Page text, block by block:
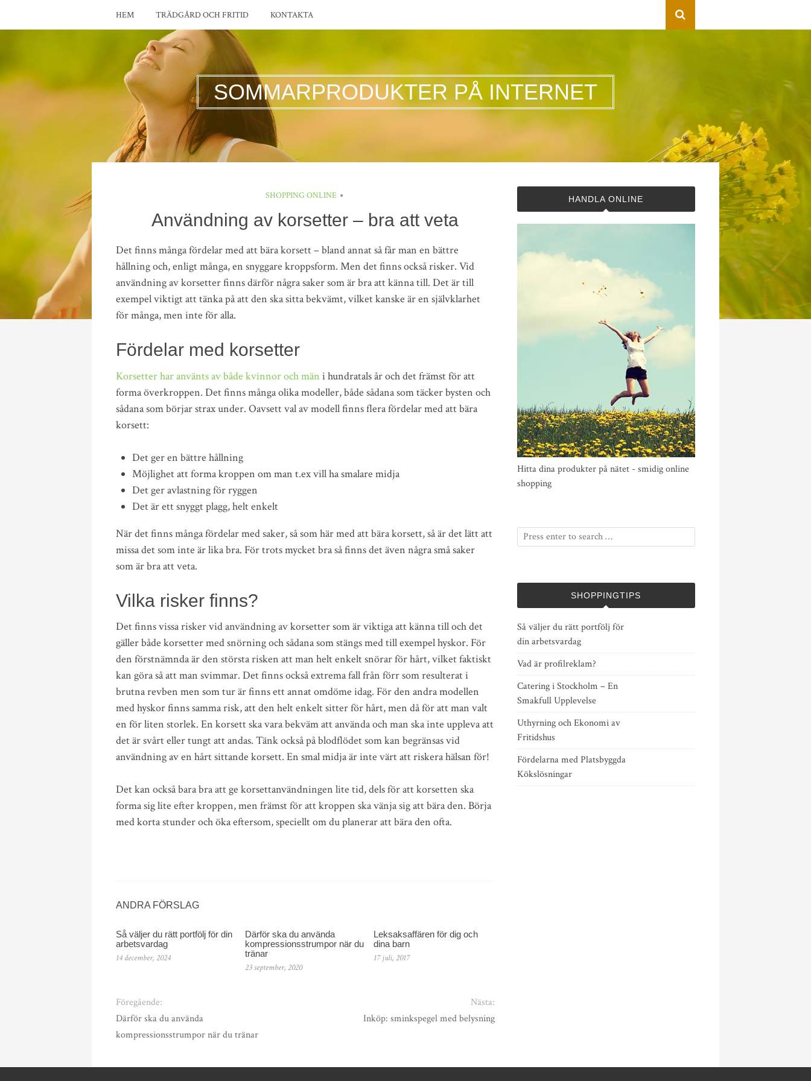
HEM TRÄDGÅRD OCH FRITID KONTAKTA
SOMMARPRODUKTER PÅ INTERNET
SHOPPING ONLINE
Användning av korsetter – bra att veta
Det finns många fördelar med att bära korsett – bland annat så får man en bättre
hållning och, enligt många, en snyggare kroppsform. Men det finns också risker. Vid
användning av korsetter finns därför några saker som är bra att känna till. Det är till
exempel viktigt att tänka på att den ska sitta bekvämt, vilket kanske är en självklarhet
för många, men inte för alla.
Fördelar med korsetter
Korsetter har använts av både kvinnor och män i hundratals år och det främst för att
forma överkroppen. Det finns många olika modeller, både sådana som täcker bysten och
sådana som börjar strax under. Oavsett val av modell finns flera fördelar med att bära
korsett:
Det ger en bättre hållning
Möjlighet att forma kroppen om man t.ex vill ha smalare midja
Det ger avlastning för ryggen
Det är ett snyggt plagg, helt enkelt
När det finns många fördelar med saker, så som här med att bära korsett, så är det lätt att
missa det som inte är lika bra. För trots mycket bra så finns det även några små saker
som är bra att veta.
Vilka risker finns?
Det finns vissa risker vid användning av korsetter som är viktiga att känna till och det
gäller både korsetter med snörning och sådana som stängs med till exempel hyskor. För
den förstnämnda är den största risken att man helt enkelt snörar för hårt, vilket faktiskt
kan göra så att man svimmar. Det finns också extrema fall från förr som resulterat i
brutna revben men som tur är finns ett annat omdöme idag. För den andra modellen
med hyskor finns samma risk, att den helt enkelt sitter för hårt, men då för att man valt
en för liten storlek. En korsett ska vara bekväm att använda och man ska inte uppleva att
det är svårt eller tungt att andas. Tänk också på blodflödet som kan begränsas vid
användning av en hårt sittande korsett. En smal midja är inte värt att riskera hälsan för!
Det kan också bara bra att ge korsettanvändningen lite tid, dels för att korsetten ska
forma sig lite efter kroppen, men främst för att kroppen ska vänja sig att bära den. Börja
med korta stunder och öka eftersom, speciellt om du planerar att bära den ofta.
ANDRA FÖRSLAG
Så väljer du rätt portfölj för din
arbetsvardag
14 december, 2024
Därför ska du använda
kompressionsstrumpor när du
tränar
23 september, 2020
Leksaksaffären för dig och
dina barn
17 juli, 2017
Föregående:
Därför ska du använda
kompressionsstrumpor när du tränar
Nästa:
Inköp: sminkspegel med belysning
HANDLA ONLINE
Hitta dina produkter på nätet - smidig online
shopping
SHOPPINGTIPS
Så väljer du rätt portfölj för
din arbetsvardag
Vad är profilreklam?
Catering i Stockholm – En
Smakfull Upplevelse
Uthyrning och Ekonomi av
Fritidshus
Fördelarna med Platsbyggda
Kökslösningar